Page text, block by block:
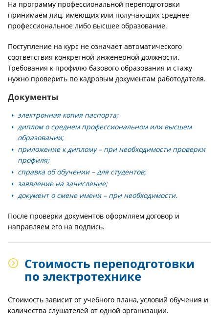
На программу профессиональной переподготовки
принимаем лиц, имеющих или получающих среднее
профессиональное либо высшее образование.
Поступление на курс не означает автоматического
соответствия конкретной инженерной должности.
Требования к профилю базового образования и стажу
нужно проверить по кадровым документам работодателя.
Документы
электронная копия паспорта;
диплом о среднем профессиональном или высшем
образовании;
приложение к диплому – при необходимости проверки
профиля;
справка об обучении – для студентов;
заявление на зачисление;
документ о смене имени – при необходимости.
После проверки документов оформляем договор и
направляем его на подпись.
Стоимость переподготовки
по электротехнике
Стоимость зависит от учебного плана, условий обучения и
количества слушателей от одной организации.